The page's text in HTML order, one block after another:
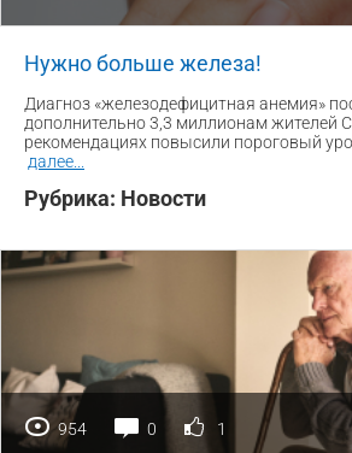
Нужно больше железа!
Диагноз «железодефицитная анемия»
дополнительно 3,3 миллионам жителей
рекомендациях повысили пороговый
далее
Рубрика: Новости
954 0 1